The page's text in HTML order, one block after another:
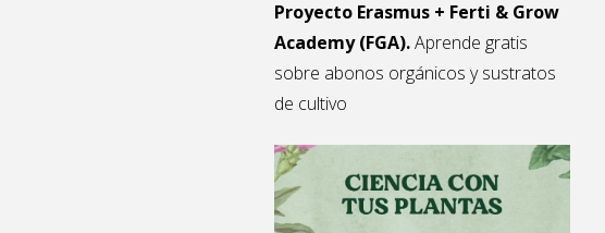
Proyecto Erasmus + Ferti & Grow
Academy (FGA).Aprende gratis
sobre abonos orgánicos y sustratos
de cultivo